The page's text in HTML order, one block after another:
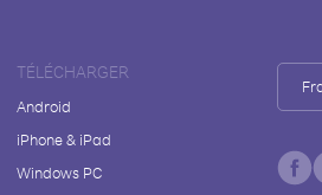
TÉLÉCHARGER
Android
iPhone & iPad
Windows PC